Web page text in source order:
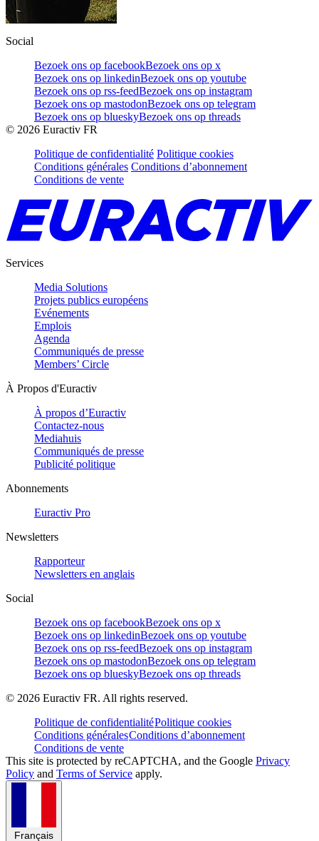
Social
Bezoek ons op facebookBezoek ons op x
Bezoek ons op linkedinBezoek ons op youtube
Bezoek ons op rss-feedBezoek ons op instagram
Bezoek ons op mastodonBezoek ons op telegram
Bezoek ons op blueskyBezoek ons op threads
© 2026 Euractiv FR
Politique de confidentialité Politique cookies
Conditions générales Conditions d’abonnement
Conditions de vente
Services
Media Solutions
Projets publics européens
Evénements
Emplois
Agenda
Communiqués de presse
Members’ Circle
À Propos d'Euractiv
À propos d’Euractiv
Contactez-nous
Mediahuis
Communiqués de presse
Publicité politique
Abonnements
Euractiv Pro
Newsletters
Rapporteur
Newsletters en anglais
Social
Bezoek ons op facebookBezoek ons op x
Bezoek ons op linkedinBezoek ons op youtube
Bezoek ons op rss-feedBezoek ons op instagram
Bezoek ons op mastodonBezoek ons op telegram
Bezoek ons op blueskyBezoek ons op threads
© 2026 Euractiv FR. All rights reserved.
Politique de confidentialitéPolitique cookies
Conditions généralesConditions d’abonnement
Conditions de vente
This site is protected by reCAPTCHA, and the Google Privacy
Policy and Terms of Service apply.
Français